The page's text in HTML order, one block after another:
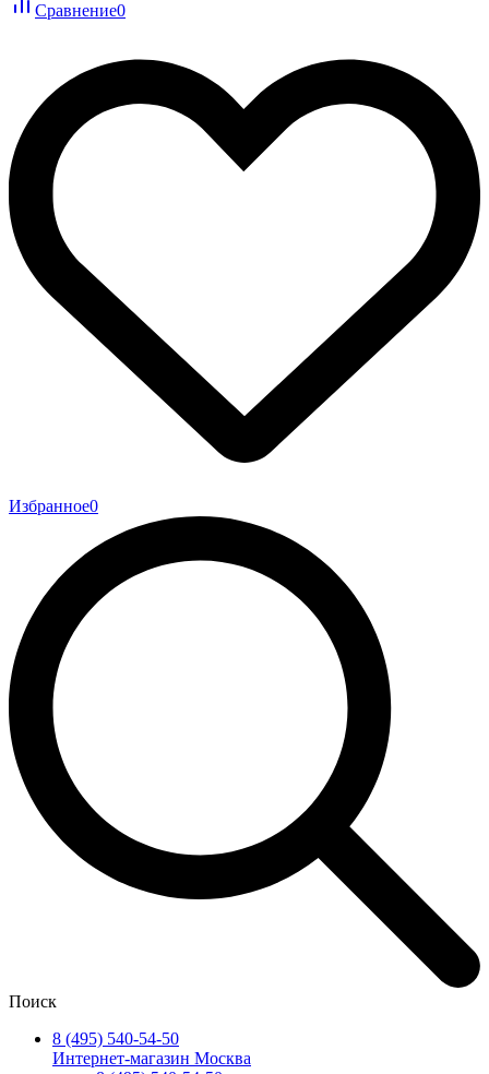
Сравнение0
Избранное0
Поиск
8 (495) 540-54-50
Интернет-магазин Москва